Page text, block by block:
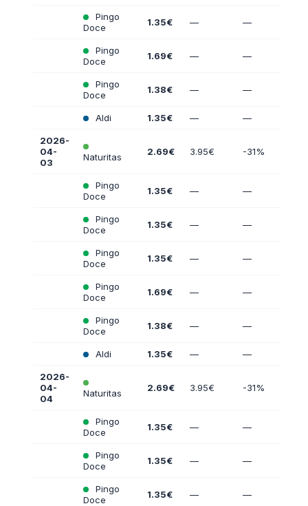
Pingo
Doce
1.35€ — —
Pingo
Doce
1.69€ — —
Pingo
Doce
1.38€ — —
Aldi 1.35€ — —
2026-
04-
03
Naturitas 2.69€ 3.95€ -31%
Pingo
Doce
1.35€ — —
Pingo
Doce
1.35€ — —
Pingo
Doce
1.35€ — —
Pingo
Doce
1.69€ — —
Pingo
Doce
1.38€ — —
Aldi 1.35€ — —
2026-
04-
04
Naturitas 2.69€ 3.95€ -31%
Pingo
Doce
1.35€ — —
Pingo
Doce
1.35€ — —
Pingo
Doce
1.35€ — —